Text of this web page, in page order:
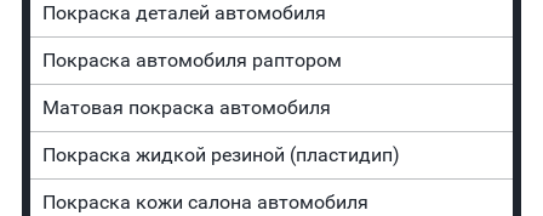
Покраска деталей автомобиля
Покраска автомобиля раптором
Матовая покраска автомобиля
Покраска жидкой резиной (пластидип)
Покраска кожи салона автомобиля